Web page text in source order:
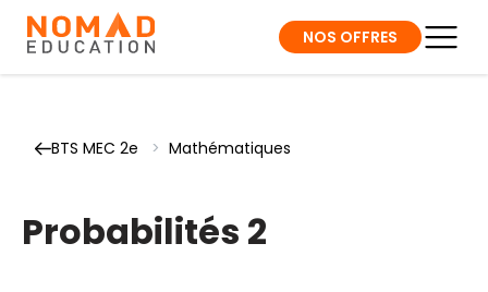
NOS OFFRES
BTS MEC 2e > Mathématiques
Probabilités 2